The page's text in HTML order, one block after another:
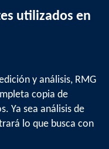
utilizados en
y análisis, RMG
copia de
Ya sea análisis de
lo que busca con